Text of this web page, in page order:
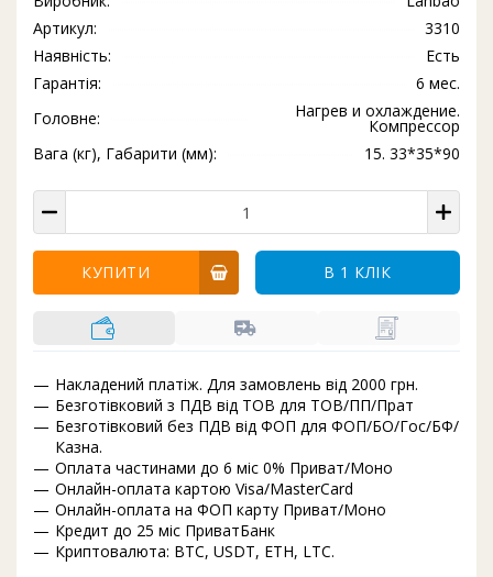
3310
Артикул:
Есть
Наявність:
6 мес.
Гарантія:
Нагрев и охлаждение.
Компрессор
Головне:
15. 33*35*90
Вага (кг), Габарити (мм):
КУПИТИ В 1 КЛІК
Накладений платіж. Для замовлень від 2000 грн.
Безготівковий з ПДВ від ТОВ для ТОВ/ПП/Прат
Безготівковий без ПДВ від ФОП для ФОП/БО/Гос/БФ/
Казна.
Оплата частинами до 6 міс 0% Приват/Моно
Онлайн-оплата картою Visa/MasterCard
Онлайн-оплата на ФОП карту Приват/Моно
Кредит до 25 міс ПриватБанк
Криптовалюта: BTC, USDT, ETH, LTC.